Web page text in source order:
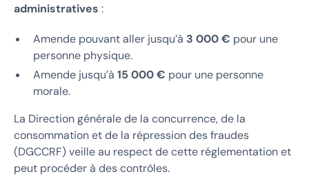
administratives :
Amende pouvant aller jusqu’à 3 000 € pour une
personne physique.
Amende jusqu’à 15 000 € pour une personne
morale.
La Direction générale de la concurrence, de la
consommation et de la répression des fraudes
(DGCCRF) veille au respect de cette réglementation et
peut procéder à des contrôles.